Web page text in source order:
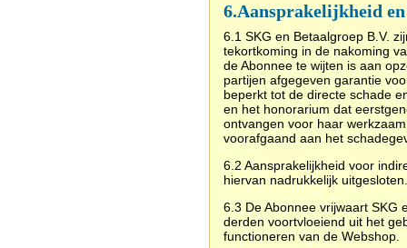
6.Aansprakelijkheid
6.1 SKG en Betaalgroep B.V.
tekortkoming in de nakoming
de Abonnee te wijten is aan
partijen afgegeven garantie
beperkt tot de directe schade
en het honorarium dat
ontvangen voor haar
voorafgaand aan het
6.2 Aansprakelijkheid voor
hiervan nadrukkelijk uitgesloten.
6.3 De Abonnee vrijwaart SKG
derden voortvloeiend uit het
functioneren van de Webshop.